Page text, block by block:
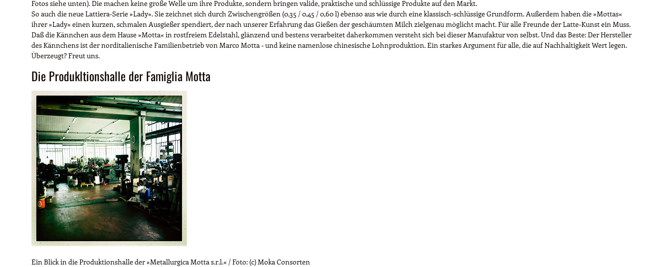
Fotos siehe unten). Die machen keine große Welle um ihre Produkte, sondern bringen valide, praktische und schlüssige Produkte auf den Markt.
So auch die neue Lattiera-Serie »Lady«. Sie zeichnet sich durch Zwischengrößen (0,35 / 0,45 / 0,60 l) ebenso aus wie durch eine klassisch-schlüssige Grundform. Außerdem haben die »Mottas«
ihrer »Lady« einen kurzen, schmalen Ausgießer spendiert, der nach unserer Erfahrung das Gießen der geschäumten Milch zielgenau möglicht macht. Für alle Freunde der Latte-Kunst ein Muss.
Daß die Kännchen aus dem Hause »Motta« in rostfreiem Edelstahl, glänzend und bestens verarbeitet daherkommen versteht sich bei dieser Manufaktur von selbst. Und das Beste: Der Hersteller
des Kännchens ist der norditalienische Familienbetrieb von Marco Motta - und keine namenlose chinesische Lohnproduktion. Ein starkes Argument für alle, die auf Nachhaltigkeit Wert legen.
Überzeugt? Freut uns.
Die Produkltionshalle der Famiglia Motta
Ein Blick in die Produktionshalle der »Metallurgica Motta s.r.l.« / Foto: (c) Moka Consorten